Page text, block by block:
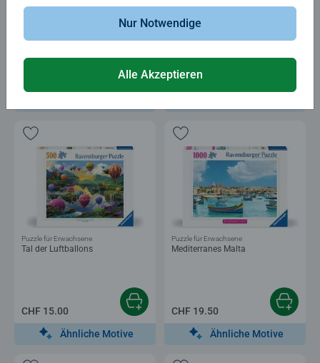
Durchschnittliche Bewertung 4.5 von 5 Sternen.
Puzzle für Erwachsene Puzzle für Erwachsene
CHF 15.00
Tal der Luftballons
Puzzle für Erwachsene
CHF 15.00
Ähnliche Motive
Mediterranes Malta
Puzzle für Erwachsene
CHF 19.50
Ähnliche Motive
Nur Notwendige
Alle Akzeptieren